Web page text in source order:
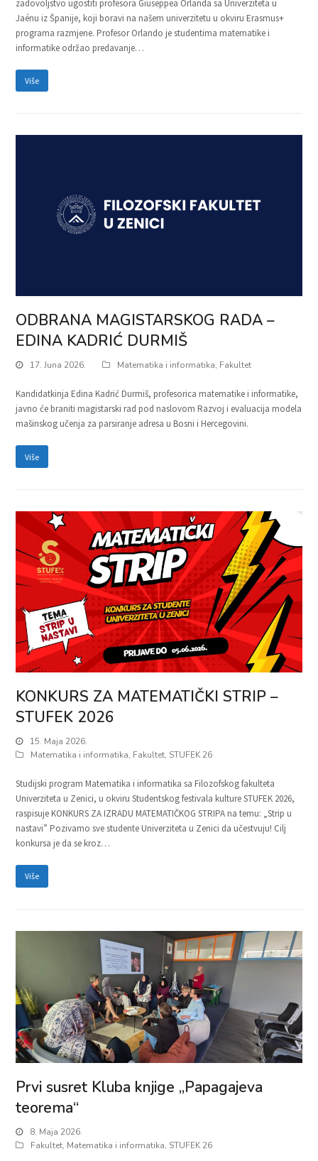
zadovoljstvo ugostiti profesora Giuseppea Orlanda sa Univerziteta u
Jaénu iz Španije, koji boravi na našem univerzitetu u okviru Erasmus+
programa razmjene. Profesor Orlando je studentima matematike i
informatike održao predavanje…
Više
ODBRANA MAGISTARSKOG RADA –
EDINA KADRIĆ DURMIŠ
17. Juna 2026. Matematika i informatika, Fakultet
Kandidatkinja Edina Kadrić Durmiš, profesorica matematike i informatike,
javno će braniti magistarski rad pod naslovom Razvoj i evaluacija modela
mašinskog učenja za parsiranje adresa u Bosni i Hercegovini.
Više
KONKURS ZA MATEMATIČKI STRIP –
STUFEK 2026
15. Maja 2026.
Matematika i informatika, Fakultet, STUFEK 26
Studijski program Matematika i informatika sa Filozofskog fakulteta
Univerziteta u Zenici, u okviru Studentskog festivala kulture STUFEK 2026,
raspisuje KONKURS ZA IZRADU MATEMATIČKOG STRIPA na temu: „Strip u
nastavi” Pozivamo sve studente Univerziteta u Zenici da učestvuju! Cilj
konkursa je da se kroz…
Više
Prvi susret Kluba knjige „Papagajeva
teorema“
8. Maja 2026.
Fakultet, Matematika i informatika, STUFEK 26